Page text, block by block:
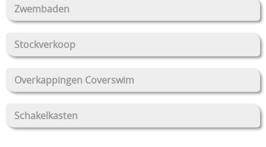
Zwembaden
Stockverkoop
Overkappingen Coverswim
Schakelkasten